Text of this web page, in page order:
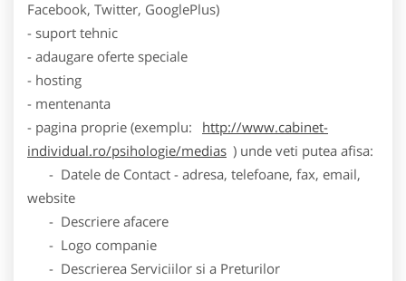
Facebook, Twitter, GooglePlus)
- suport tehnic
- adaugare oferte speciale
- hosting
- mentenanta
- pagina proprie (exemplu:
http://www.cabinet-
individual.ro/psihologie/medias ) unde veti putea afisa:
- Datele de Contact - adresa, telefoane, fax, email,
website
- Descriere afacere
- Logo companie
- Descrierea Serviciilor si a Preturilor